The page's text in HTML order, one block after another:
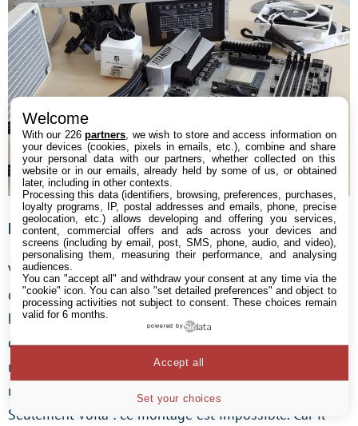
Le problème des fixations de ventilation
Voilà donc le moment où l’Open Benchtable nous a
dérouté : la notice de montage montre un schéma
hasardeux montrant les fixateurs de watercooling
directement vissés aux ventilateurs, et pas sur le
radiateur. Streacom pousse même le vice jusqu’à
montrer ce montage en rendu 3D sur son site officiel.
Seulement voilà : ce montage est impossible. Car il
Welcome
With our 226partners , we wish to store and access information on
your devices (cookies, pixels in emails, etc.), combine and share
your personal data with our partners, whether collected on this
website or in our emails, already held by some of us, or obtained
later, including in other contexts.
Processing this data (identifiers, browsing, preferences, purchases,
loyalty programs, IP, postal addresses and emails, phone, precise
geolocation, etc.) allows developing and offering you services,
content, commercial offers and ads across your devices and
screens (including by email, post, SMS, phone, audio, and video),
personalising them, measuring their performance, and analysing
audiences.
You can "accept all" and withdraw your consent at any time via the
"cookie" icon. You can also "set detailed preferences" and object to
processing activities not subject to consent. These choices remain
valid for 6 months.
powered by
Set your choices
Accept all